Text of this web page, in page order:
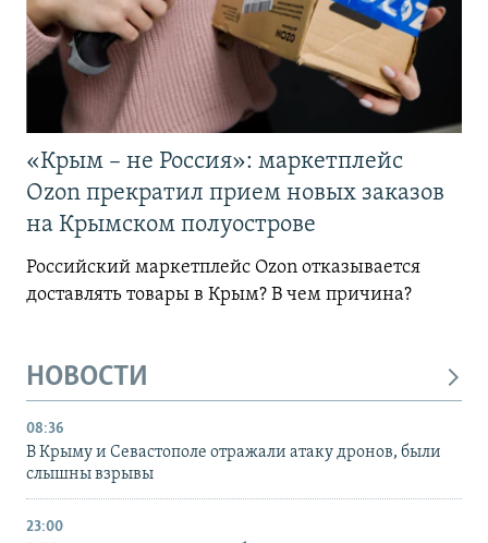
«Крым – не Россия»: маркетплейс
Ozon прекратил прием новых заказов
на Крымском полуострове
Российский маркетплейс Ozon отказывается
доставлять товары в Крым? В чем причина?
НОВОСТИ
08:36
В Крыму и Севастополе отражали атаку дронов, были
слышны взрывы
23:00